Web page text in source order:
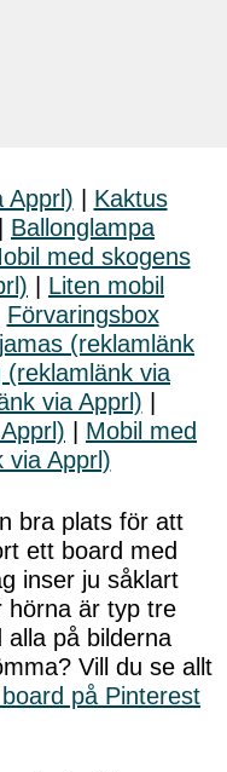
Apprl) | Kaktus
| Ballonglampa
med skogens
| Liten mobil
Förvaringsbox
(reklamlänk
(reklamlänk via
via Apprl) |
| Mobil med
via Apprl)
bra plats för att
ett board med
inser ju såklart
hörna är typ tre
på bilderna
Vill du se allt
på Pinterest